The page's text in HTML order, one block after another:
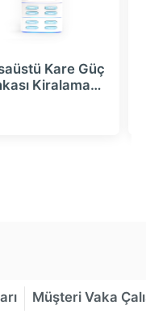
Kare Güç
Kiralama
Müşteri Vaka